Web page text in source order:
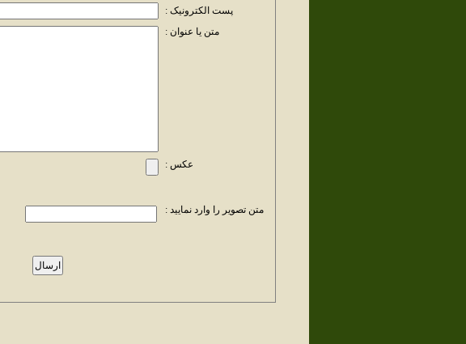
پست الکترونیک :
متن یا عنوان :
عکس :
متن تصویر را وارد نمایید :